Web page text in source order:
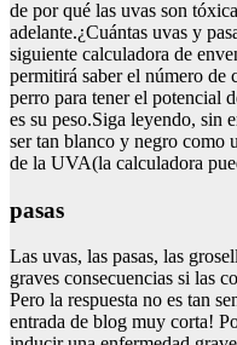
de por qué las uvas son
adelante.¿Cuántas uvas y
siguiente calculadora de
permitirá saber el número de
perro para tener el potencial
es su peso.Siga leyendo, sin
ser tan blanco y negro como
de la UVA(la calculadora
pasas
Las uvas, las pasas, las
graves consecuencias si las
Pero la respuesta no es tan
entrada de blog muy corta!